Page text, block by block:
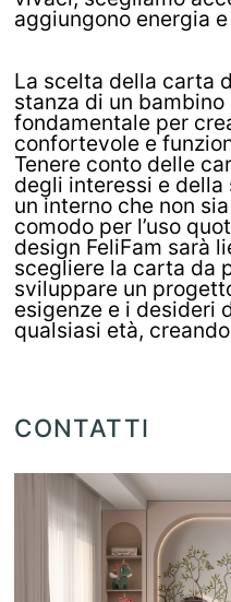
aggiungono energia
La scelta della carta
stanza di un
fondamentale per
confortevole e
Tenere conto delle
degli interessi e
un interno che non
comodo per l’uso
design FeliFam sarà
scegliere la carta da
sviluppare un
esigenze e i desideri
qualsiasi età,
CONTATTI